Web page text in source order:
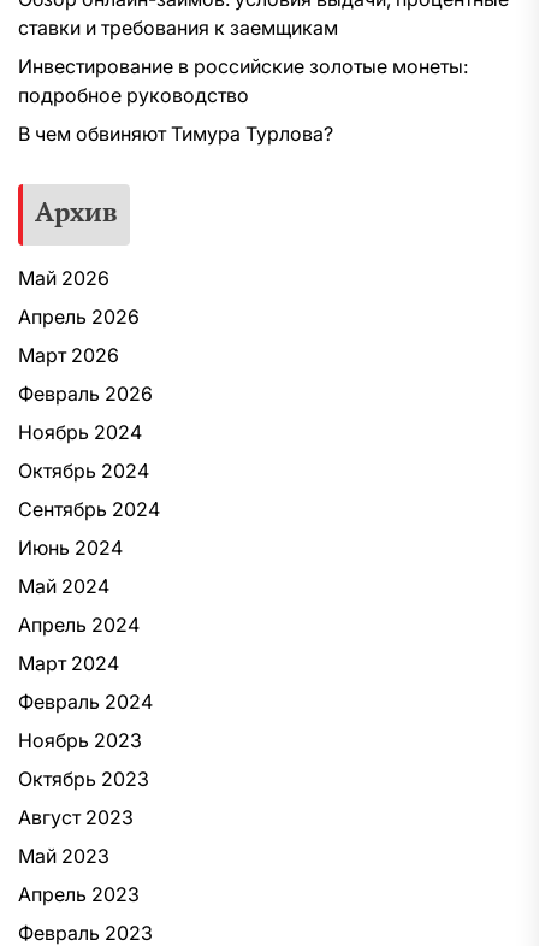
ставки и требования к заемщикам
Инвестирование в российские золотые монеты:
подробное руководство
В чем обвиняют Тимура Турлова?
Архив
Май 2026
Апрель 2026
Март 2026
Февраль 2026
Ноябрь 2024
Октябрь 2024
Сентябрь 2024
Июнь 2024
Май 2024
Апрель 2024
Март 2024
Февраль 2024
Ноябрь 2023
Октябрь 2023
Август 2023
Май 2023
Апрель 2023
Февраль 2023